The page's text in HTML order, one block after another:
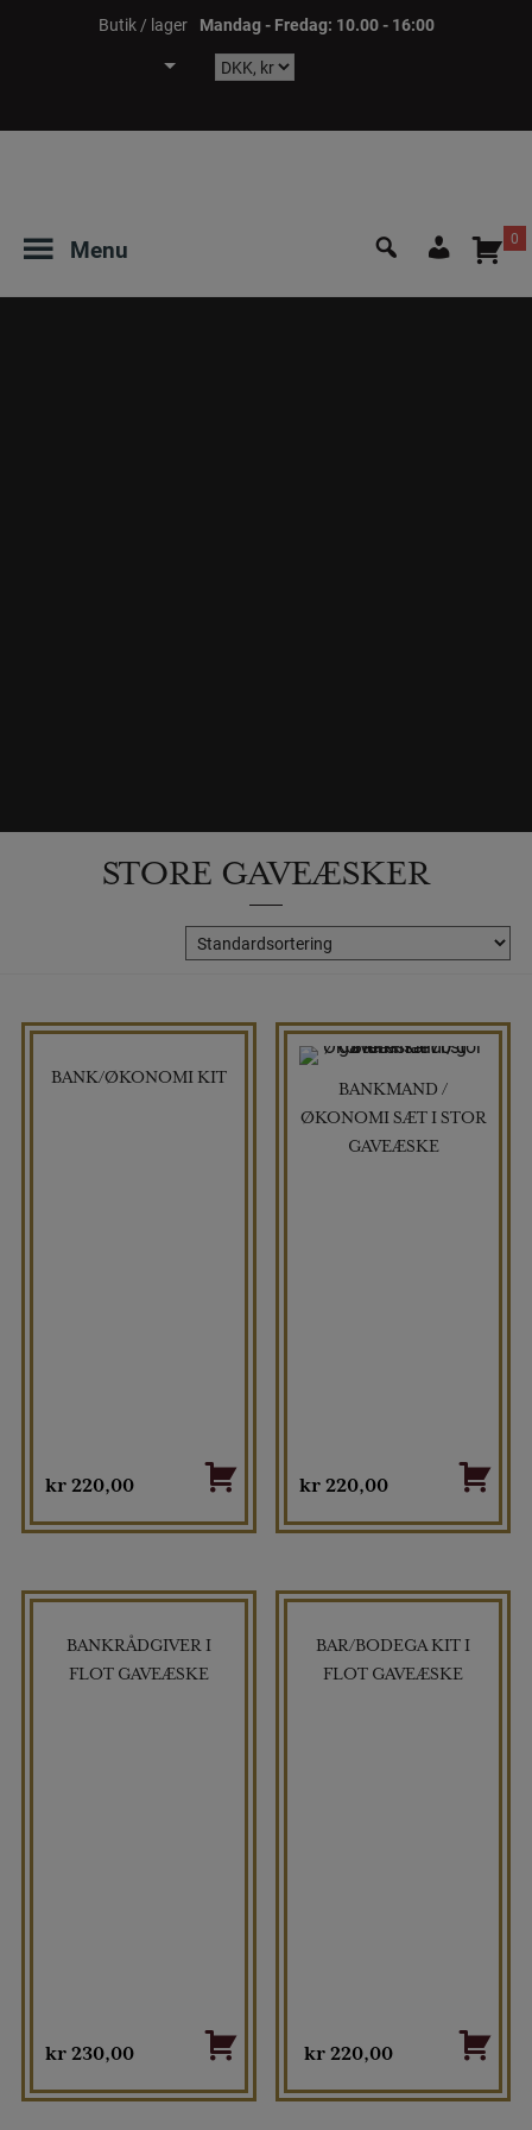
Butik / lager Mandag - Fredag: 10.00 - 16:00
Søg
0
Menu
STORE GAVEÆSKER
BANK/ØKONOMI KIT
kr220,00
BANKMAND /
ØKONOMI SÆT I STOR
GAVEÆSKE
kr 220,00
BANKRÅDGIVER I
FLOT GAVEÆSKE
kr230,00
TILBUD
BAR/BODEGA KIT I
FLOT GAVEÆSKE
kr 220,00